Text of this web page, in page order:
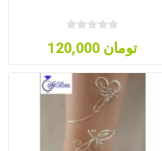
120,000 تومان